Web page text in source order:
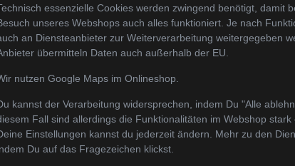
2 Thunfisch, 2x Ebi, 2x Butterfisch), 8x Alaska Roll, 8x
essenzielle Cookies werden zwingend benötigt, damit
unseres Webshops auch alles funktioniert. Je nach
an Diensteanbieter zur Weiterverarbeitung weitergegeben
übermitteln Daten auch außerhalb der EU.
nutzen Google Maps im Onlineshop.
kannst der Verarbeitung widersprechen, indem Du "Alle
Fall sind allerdings die Funktionalitäten im Webshop stark
Einstellungen kannst du jederzeit ändern. Mehr zu den
Du auf das Fragezeichen klickst.